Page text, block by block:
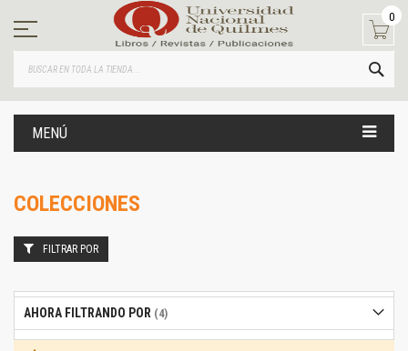
contenido
0
MENÚ
COLECCIONES
FILTRAR POR
AHORA FILTRANDO POR